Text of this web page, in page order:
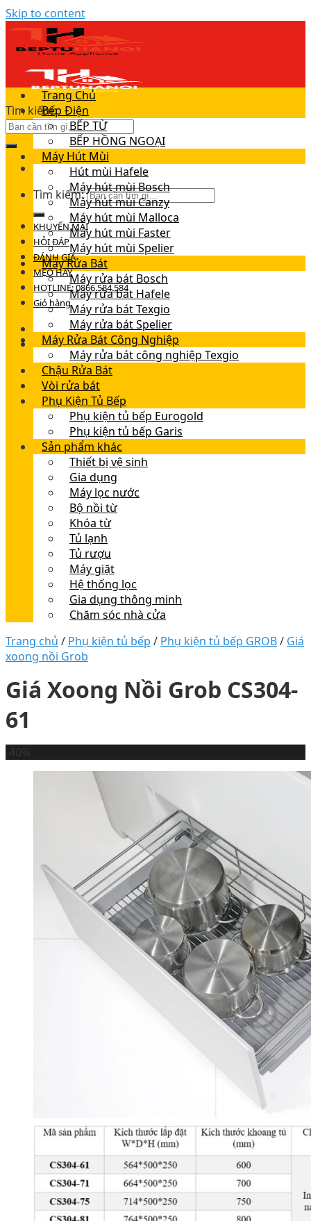
Skip to content
Tìm kiếm:
Tìm kiếm:
KHUYẾN MÃI
HỎI ĐÁP
ĐÁNH GIÁ
MẸO HAY
HOTLINE: 0866.584.584
Giỏ hàng
Trang Chủ
Bếp Điện
BẾP TỪ
BẾP HỒNG NGOẠI
Máy Hút Mùi
Hút mùi Hafele
Máy hút mùi Bosch
Máy hút mùi Canzy
Máy hút mùi Malloca
Máy hút mùi Faster
Máy hút mùi Spelier
Máy Rửa Bát
Máy rửa bát Bosch
Máy rửa bát Hafele
Máy rửa bát Texgio
Máy rửa bát Spelier
Máy Rửa Bát Công Nghiệp
Máy rửa bát công nghiệp Texgio
Chậu Rửa Bát
Vòi rửa bát
Phụ Kiện Tủ Bếp
Phụ kiện tủ bếp Eurogold
Phụ kiện tủ bếp Garis
Sản phẩm khác
Thiết bị vệ sinh
Gia dụng
Máy lọc nước
Bộ nồi từ
Khóa từ
Tủ lạnh
Tủ rượu
Máy giặt
Hệ thống lọc
Gia dụng thông minh
Chăm sóc nhà cửa
Trang chủ / Phụ kiện tủ bếp / Phụ kiện tủ bếp GROB/ Giá
xoong nồi Grob
Giá Xoong Nồi Grob CS304-
61